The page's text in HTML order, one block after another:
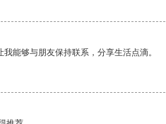
能够与朋友保持联系，分享生活点滴。